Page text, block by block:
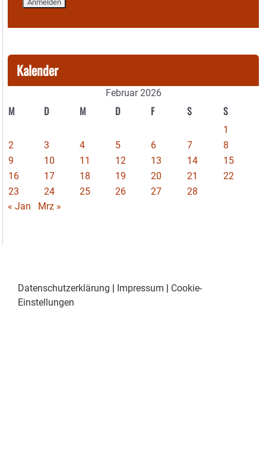
Kalender
Februar 2026
M D M D F S S
1
2
3 4 5 6 7
8
9
10 11 12 13 14
15
16
17 18 19 20 21
22
23
24 25 26 27
28
« Jan
Mrz »
Datenschutzerklärung | Impressum | Cookie-
Einstellungen